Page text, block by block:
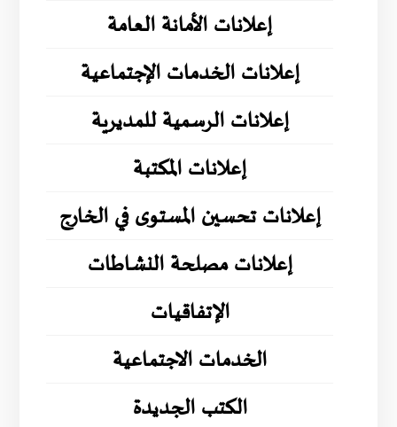
إعلانات الأمانة العامة
إعلانات الخدمات الإجتماعية
إعلانات الرسمية للمديرية
إعلانات المكتبة
إعلانات تحسين المستوى في الخارج
إعلانات مصلحة النشاطات
الإتفاقيات
الخدمات الاجتماعية
الكتب الجديدة